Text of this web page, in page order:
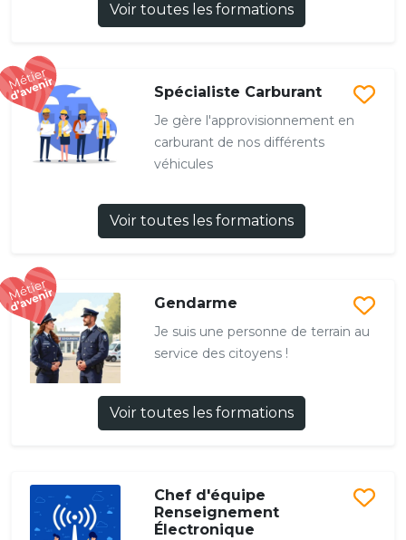
Voir toutes les formations
Spécialiste Carburant
Je gère l'approvisionnement en
carburant de nos différents
véhicules
Voir toutes les formations
Gendarme
Je suis une personne de terrain au
service des citoyens !
Voir toutes les formations
Chef d'équipe
Renseignement
Électronique